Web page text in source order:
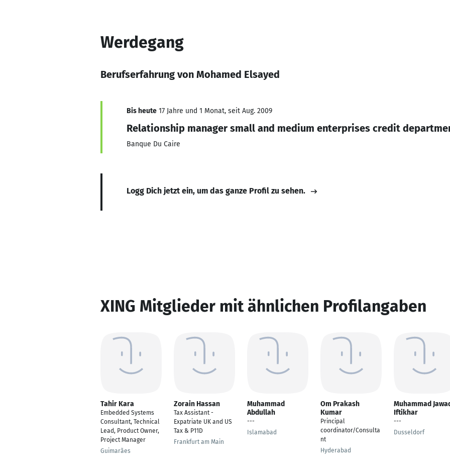
Werdegang
Berufserfahrung von Mohamed Elsayed
Bis heute 17 Jahre und 1 Monat, seit Aug. 2009
Relationship manager small and medium enterprises credit
Banque Du Caire
Logg Dich jetzt ein, um das ganze Profil zu sehen.
XING Mitglieder mit ähnlichen Profilangaben
Tahir Kara
Embedded Systems
Consultant, Technical
Lead, Product Owner,
Project Manager
Guimarães
Zorain Hassan
Tax Assistant -
Expatriate UK and US
Tax & P11D
Frankfurt am Main
Muhammad
Abdullah
---
Islamabad
Om Prakash
Kumar
Principal
coordinator/Consulta
nt
Hyderabad
Muhammad
Iftikhar
---
Dusseldorf